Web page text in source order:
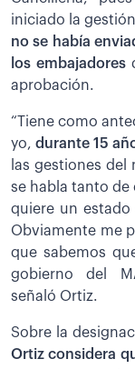
iniciado la
no se había
los embajadores
aprobación.
“Tiene como
yo, durante 15
las gestiones
se habla tanto de
quiere un
Obviamente me
que sabemos
gobierno del
señaló Ortiz.
Sobre la
Ortiz considera